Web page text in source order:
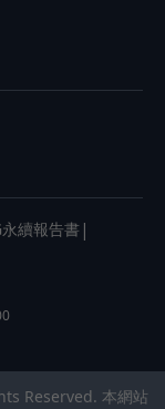
永續報告書 |
Reserved. 本網站